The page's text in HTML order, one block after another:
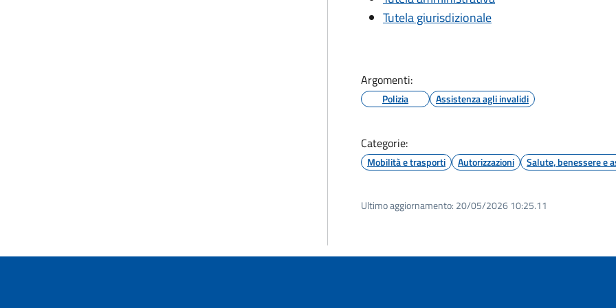
Tutela giurisdizionale
Argomenti:
Polizia Assistenza agli invalidi
Categorie:
Mobilità e trasporti Autorizzazioni Salute, benessere e
Ultimo aggiornamento: 20/05/2026 10:25.11